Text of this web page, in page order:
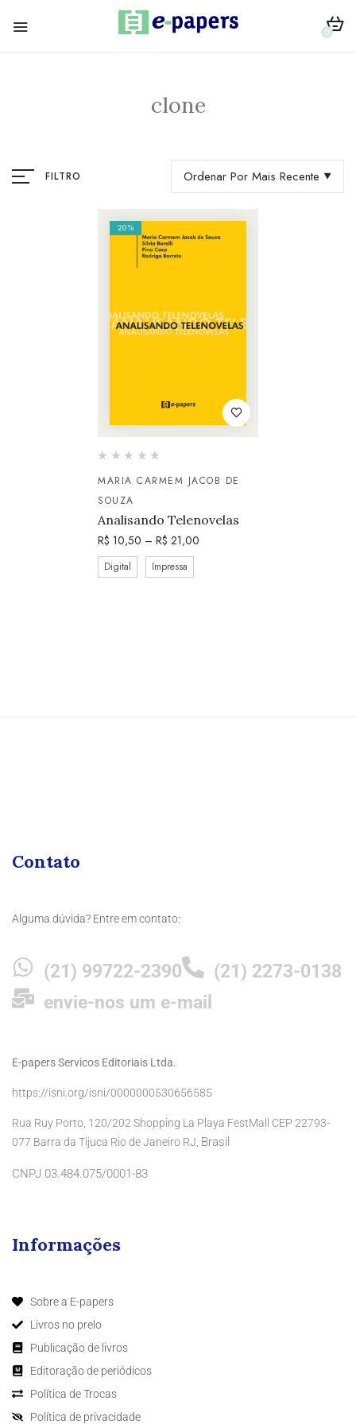
0
clone
FILTRO Ordenar Por Mais Recente
20%
MARIA CARMEM JACOB DE
SOUZA
Analisando Telenovelas
R$ 10,50 – R$ 21,00
Digital Impressa
Contato
Alguma dúvida? Entre em contato:
(21) 99722-2390
(21) 2273-0138
envie-nos um e-mail
E-papers Servicos Editoriais Ltda.
https://isni.org/isni/0000000530656585
Rua Ruy Porto, 120/202 Shopping La Playa FestMall CEP 22793-
077 Barra da Tijuca Rio de Janeiro RJ, Brasil
CNPJ 03.484.075/0001-83
Informações
Sobre a E-papers
Livros no prelo
Publicação de livros
Editoração de periódicos
Política de Trocas
Política de privacidade